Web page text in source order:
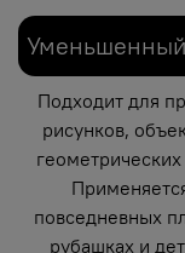
Подходит для
рисунков,
повседневных
рубашках и